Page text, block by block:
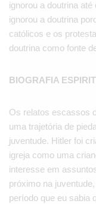
ignorou a doutrina
ignorou a doutrina
católicos e os
doutrina como fonte
BIOGRAFIA
Os relatos escassos
uma trajetória de
juventude. Hitler foi
igreja como uma
interesse em
próximo na
período que eu sabia